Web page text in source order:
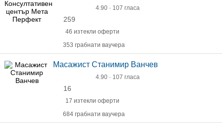
4.90 · 107 гласа
259
46 изтекли оферти
353 грабнати ваучера
Масажист Станимир Ванчев
4.90 · 107 гласа
16
17 изтекли оферти
684 грабнати ваучера